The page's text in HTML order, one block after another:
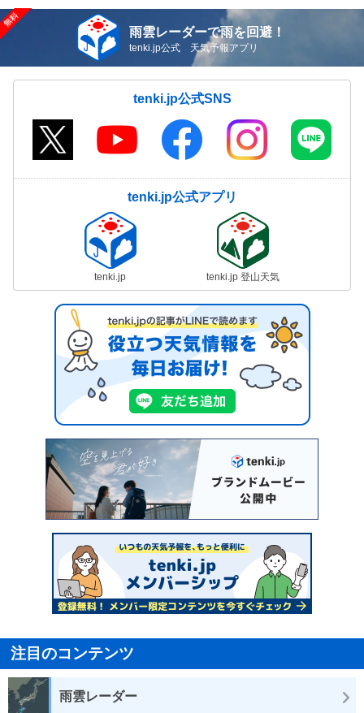
雨雲レーダーで雨を回避！
tenki.jp公式 天気予報アプリ
tenki.jp公式SNS
tenki.jp公式アプリ
tenki.jp tenki.jp 登山天気
注目のコンテンツ
雨雲レーダー